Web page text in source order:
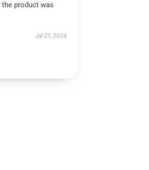
the product was
Jul 21, 2024